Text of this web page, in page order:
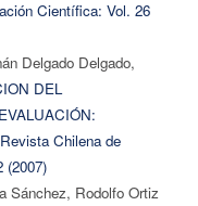
Científica: Vol. 26
Delgado Delgado,
DEL
Revista Chilena de
(2007)
Sánchez, Rodolfo Ortiz